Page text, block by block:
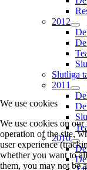
2012
Slutliga
2011
2010
We use cookies
We use cookies on
operation of the site,
user experience
whether you want to
them, you may not be